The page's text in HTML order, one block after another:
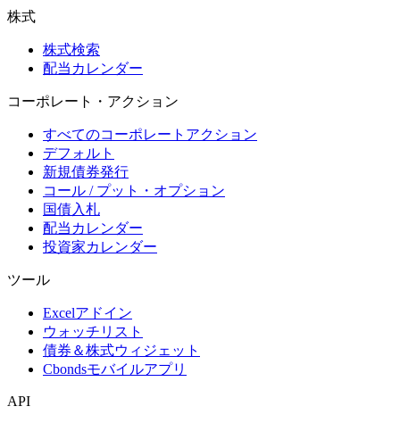
株式
株式検索
配当カレンダー
コーポレート・アクション
すべてのコーポレートアクション
デフォルト
新規債券発行
コール / プット・オプション
国債入札
配当カレンダー
投資家カレンダー
ツール
Excelアドイン
ウォッチリスト
債券＆株式ウィジェット
Cbondsモバイルアプリ
API